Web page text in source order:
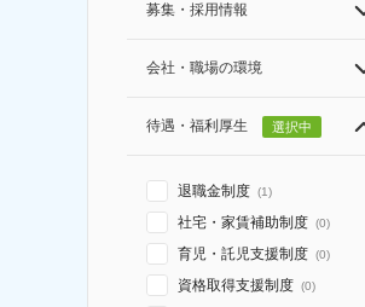
募集・採用情報
会社・職場の環境
待遇・福利厚生 選択中
退職金制度 (1)
社宅・家賃補助制度 (0)
育児・託児支援制度 (0)
資格取得支援制度 (0)